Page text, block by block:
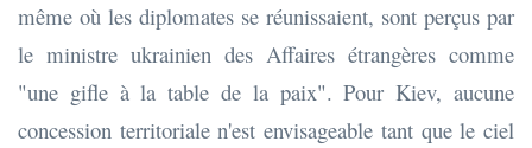
même où les diplomates se réunissaient, sont perçus par
le ministre ukrainien des Affaires étrangères comme
"une gifle à la table de la paix". Pour Kiev, aucune
concession territoriale n'est envisageable tant que le ciel